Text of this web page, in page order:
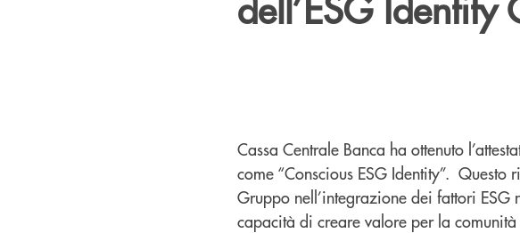
Cassa Centrale Banca ha ottenuto
come “Conscious ESG Identity”.
Gruppo nell’integrazione dei fattori
capacità di creare valore per la comunità